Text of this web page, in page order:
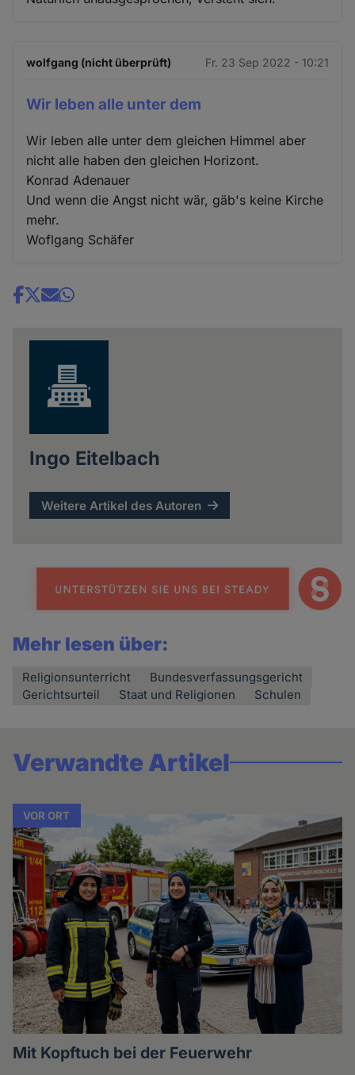
wolfgang (nicht überprüft) Fr. 23 Sep 2022 - 10:21
Wir leben alle unter dem
Wir leben alle unter dem gleichen Himmel aber
nicht alle haben den gleichen Horizont.
Konrad Adenauer
Und wenn die Angst nicht wär, gäb's keine Kirche
mehr.
Woflgang Schäfer
Share
Ingo Eitelbach
Weitere Artikel des Autoren
Mehr lesen über:
Religionsunterricht
Bundesverfassungsgericht
Gerichtsurteil
Staat und Religionen Schulen
Verwandte Artikel
VOR ORT
Mit Kopftuch bei der Feuerwehr